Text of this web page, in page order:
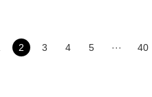
이 플레이스테이션과의 마케팅 딜과는
직히 "PS 마케팅 딜 ..
2 3 4 5 ··· 40